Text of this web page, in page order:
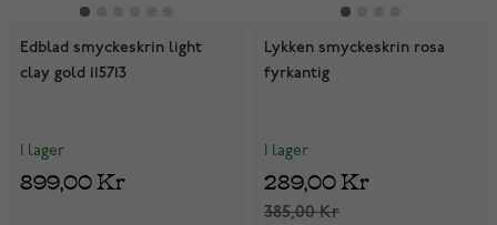
Edblad smyckeskrin light
clay gold 115713
I lager
899,00 Kr
Lykken smyckeskrin rosa
fyrkantig
I lager
385,00 Kr
289,00 Kr